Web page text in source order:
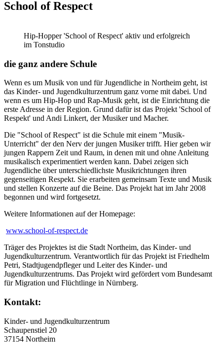
School of Respect
Hip-Hopper 'School of Respect' aktiv und erfolgreich
im Tonstudio
die ganz andere Schule
Wenn es um Musik von und für Jugendliche in Northeim geht, ist
das Kinder- und Jugendkulturzentrum ganz vorne mit dabei. Und
wenn es um Hip-Hop und Rap-Musik geht, ist die Einrichtung die
erste Adresse in der Region. Grund dafür ist das Projekt 'School of
Respekt' und Andi Linkert, der Musiker und Macher.
Die "School of Respect" ist die Schule mit einem "Musik-
Unterricht" der den Nerv der jungen Musiker trifft. Hier geben wir
jungen Rappern Zeit und Raum, in denen mit und ohne Anleitung
musikalisch experimentiert werden kann. Dabei zeigen sich
Jugendliche über unterschiedlichste Musikrichtungen ihren
gegenseitigen Respekt. Sie erarbeiten gemeinsam Texte und Musik
und stellen Konzerte auf die Beine. Das Projekt hat im Jahr 2008
begonnen und wird fortgesetzt.
Weitere Informationen auf der Homepage:
www.school-of-respect.de
Träger des Projektes ist die Stadt Northeim, das Kinder- und
Jugendkulturzentrum. Verantwortlich für das Projekt ist Friedhelm
Petri, Stadtjugendpfleger und Leiter des Kinder- und
Jugendkulturzentrums. Das Projekt wird gefördert vom Bundesamt
für Migration und Flüchtlinge in Nürnberg.
Kontakt:
Kinder- und Jugendkulturzentrum
Schaupenstiel 20
37154 Northeim